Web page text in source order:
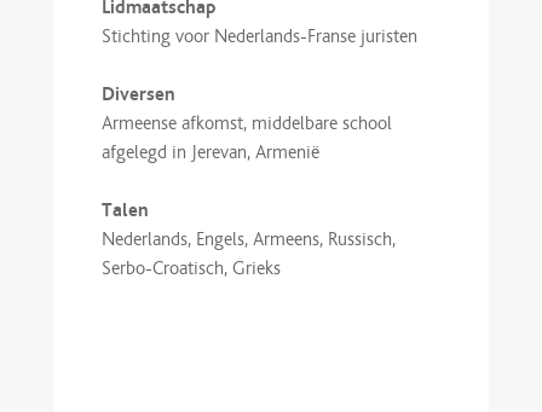
Lidmaatschap
Stichting voor Nederlands-Franse juristen
Diversen
Armeense afkomst, middelbare school
afgelegd in Jerevan, Armenië
Talen
Nederlands, Engels, Armeens, Russisch,
Serbo-Croatisch, Grieks